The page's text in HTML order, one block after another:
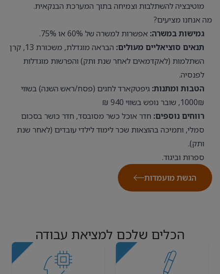
מוטיבציה להשתלבות וצמיחה בתוך המערכת הבנקאית.
מה אנחנו מציעים?
גמישות במשרה: אפשרות למשרה של 60% או 75%.
תנאים סוציאליים מעולים:
הבראה מוגדלת, משכורת 13, קרן
השתלמות (לאקדמאים לאחר שנת ותק) והפרשות מוגדלות
לפנסיה.
הטבות ומתנות: גיפטקארד לחגים (פסח/ראש השנה) בשווי
1000₪, שובר נופש בשווי 940 ₪
רווחים נוספים: חדר אוכל כשר מסובסד, חדר כושר בסכום
סמלי, ותמיכה בהוצאות שכר לימוד לילדי עובדים (לאחר שנת
ותק).
ספרות וביגוד.
הגשת מועמדות
הכלים שלכם למציאת עבודה